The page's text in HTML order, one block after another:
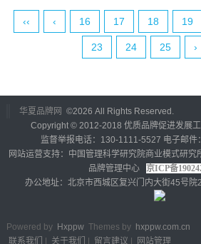
‹‹ ‹ 16 17 18 19
23 24 25 ›
华夏品牌网 ©2026 All Rights Reserved.
Copyright © 2012-2018 优质品牌促进发展
监督举报电话：130-1111-5527 电子邮
网站运营支持：中国管理科学研究院商业模式研
品牌管理中心
京ICP备
办公地址：北京市西城区复兴门内大街45号
Powered by Hxppw Themes by hxppw.com.cn
联系我们
| 关于我们 | 留言建议 | 网站管理